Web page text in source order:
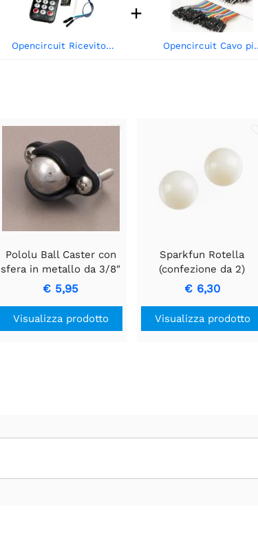
Opencircuit Ricevitore a infrarossi e kit telecomando
+
Opencircuit Cavo
Pololu Ball Caster con
sfera in metallo da 3/8″
€ 5,95
Visualizza prodotto
Sparkfun Rotella
(confezione da 2)
€ 6,30
Visualizza prodotto